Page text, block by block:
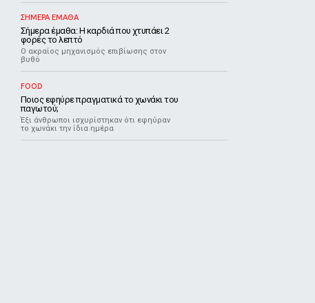
ΣΗΜΕΡΑ ΕΜΑΘΑ
Σήμερα έμαθα: Η καρδιά που χτυπάει 2
φορές το λεπτό
Ο ακραίος μηχανισμός επιβίωσης στον
βυθό
FOOD
Ποιος εφηύρε πραγματικά το χωνάκι του
παγωτού;
Έξι άνθρωποι ισχυρίστηκαν ότι εφηύραν
το χωνάκι την ίδια ημέρα